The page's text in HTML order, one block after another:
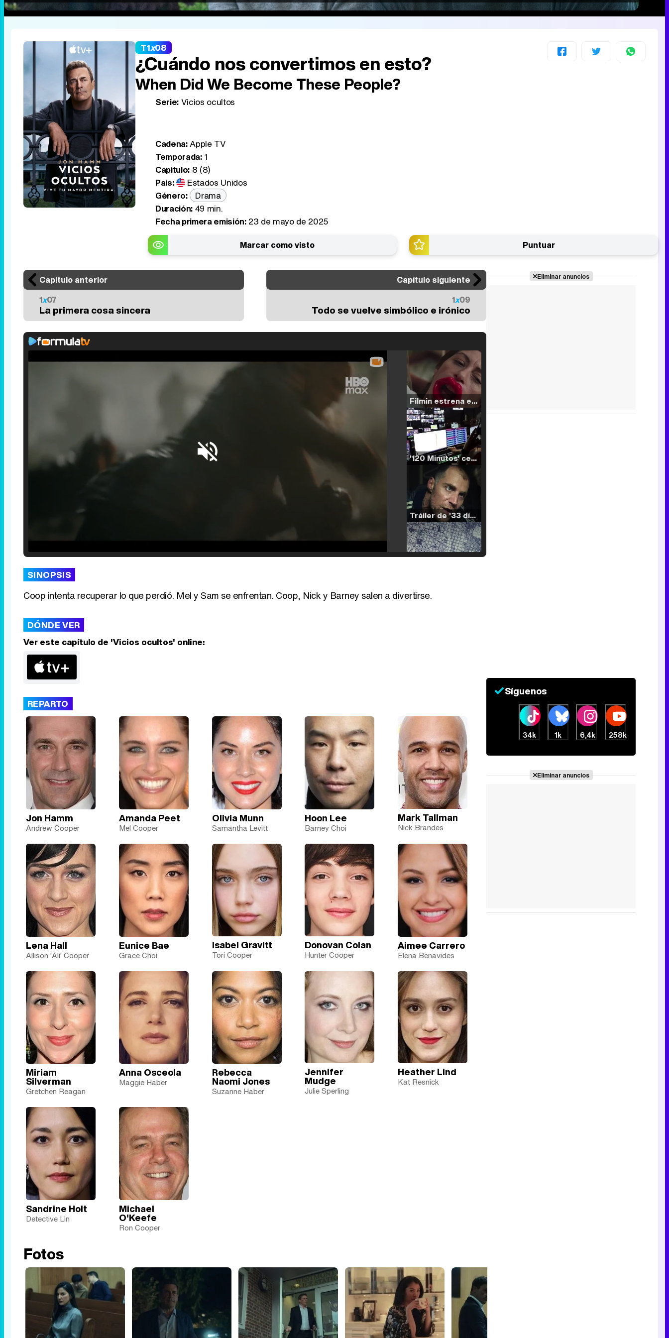
T1x08
¿Cuándo nos convertimos en esto?
When Did We Become These People?
Serie:Vicios ocultos
Cadena:Apple TV
Temporada:1
Capítulo:8 (8)
País:
Estados Unidos
Género:
Drama
Duración:49 min.
Fecha primera emisión:23 de mayo de 2025
Marcar como visto Puntuar
Capítulo anterior
1x07
La primera cosa sincera
Capítulo siguiente
1x09
Todo se vuelve simbólico e irónico
Filmin estrena el tráiler de 'Millennial Mal', su nueva comedia universitaria de la mano de Lorena Iglesias
'120 Minutos' celebra sus 2.000 programas en Telemadrid con un vídeo del día a día en la redacción
Tráiler de '33 días', la nueva serie de Atresplayer con Julián Villagrán y José Manuel Poga
SINOPSIS
Coop intenta recuperar lo que perdió. Mel y Sam se enfrentan. Coop, Nick y Barney salen a divertirse.
DÓNDE VER
Ver este capítulo de 'Vicios ocultos' online:
REPARTO
Jon Hamm
Andrew Cooper
Amanda Peet
Mel Cooper
Olivia Munn
Samantha Levitt
Hoon Lee
Barney Choi
Mark Tallman
Nick Brandes
Lena Hall
Allison 'Ali' Cooper
Eunice Bae
Grace Choi
Isabel Gravitt
Tori Cooper
Donovan Colan
Hunter Cooper
Aimee Carrero
Elena Benavides
Miriam
Silverman
Gretchen Reagan
Anna Osceola
Maggie Haber
Rebecca
Naomi Jones
Suzanne Haber
Jennifer
Mudge
Julie Sperling
Heather Lind
Kat Resnick
Sandrine Holt
Detective Lin
Michael
O'Keefe
Ron Cooper
Fotos
Eliminar anuncios
Síguenos
34k 1k 6,4k 258k
Eliminar anuncios